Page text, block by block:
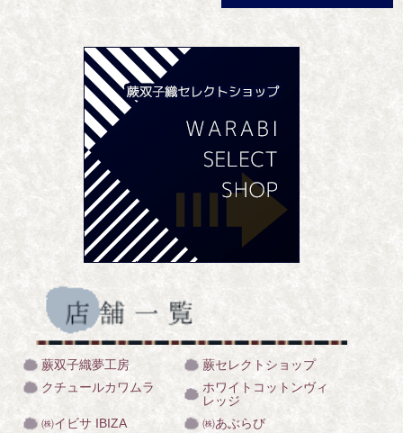
蕨双子織夢工房
蕨セレクトショップ
クチュールカワムラ
ホワイトコットンヴィ
レッジ
㈱イビサ IBIZA
㈱あぶらび